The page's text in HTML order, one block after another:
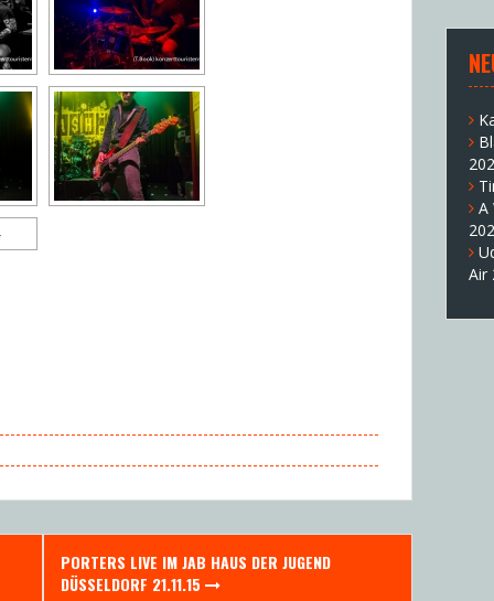
PORTERS LIVE IM JAB HAUS DER JUGEND
DÜSSELDORF 21.11.15
A
Air